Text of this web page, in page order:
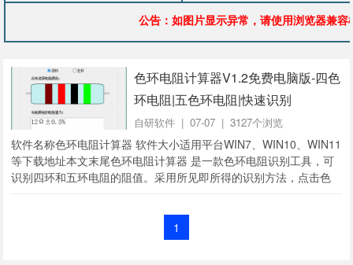
公告：如图片显示异常，请使用浏览器兼容
色环电阻计算器V1.2免费电脑版-四色
环电阻|五色环电阻|快速识别
自研软件| 07-07 | 3127个浏览
软件名称色环电阻计算器 软件大小适用平台WIN7、WIN10、WIN11
等下载地址本文末尾色环电阻计算器 是一款色环电阻识别工具，可
识别四环和五环电阻的阻值。采用所见即所得的识别方法，点击色
1